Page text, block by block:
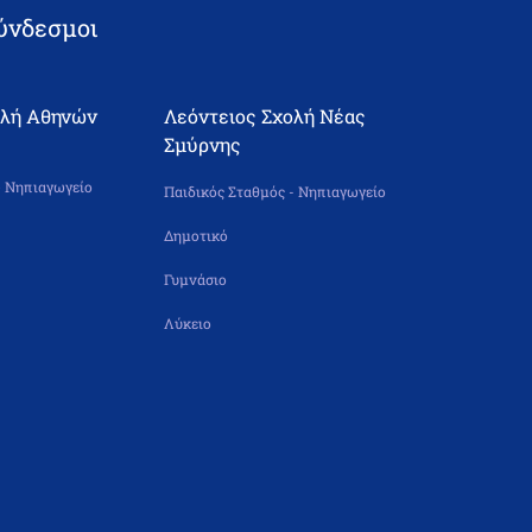
Αθηνών
Νηπιαγωγείο
Λεόντειος Σχολή Νέας
Σμύρνης
Παιδικός Σταθμός - Νηπιαγωγείο
Δημοτικό
Γυμνάσιο
Λύκειο